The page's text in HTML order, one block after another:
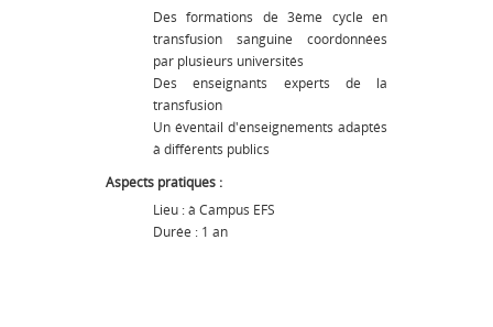
Des formations de 3ème cycle en
transfusion sanguine coordonnées
par plusieurs universités
Des enseignants experts de la
transfusion
Un éventail d'enseignements adaptés
à différents publics
Aspects pratiques :
Lieu : à Campus EFS
Durée : 1 an